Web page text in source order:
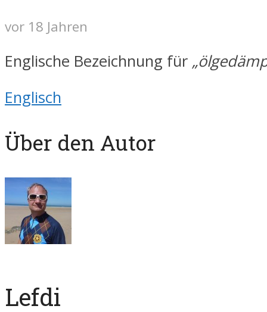
vor 18 Jahren
Englische Bezeichnung für
Englisch
Über den Autor
Lefdi